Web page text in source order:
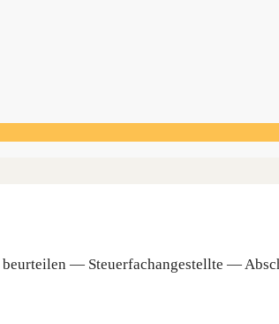
— Steu­er­fach­an­ge­stell­te —